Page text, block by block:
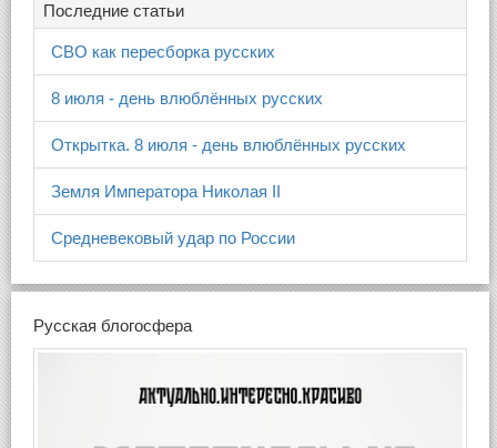
Последние статьи
СВО как пересборка русских
8 июля - день влюблённых русских
Открытка. 8 июля - день влюблённых русских
Земля Императора Николая II
Средневековый удар по России
Русская блогосфера